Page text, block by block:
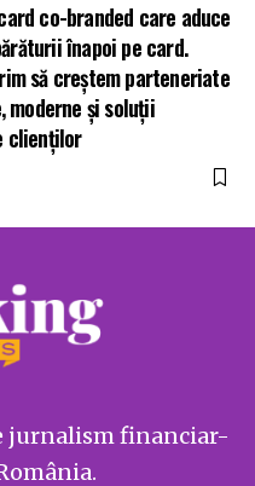
co-branded care aduce
înapoi pe card.
să creștem parteneriate
și soluții
clienților
jurnalism financiar-